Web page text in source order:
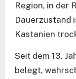
Region, in der
Dauerzustand
Kastanien
Seit dem 13.
belegt,